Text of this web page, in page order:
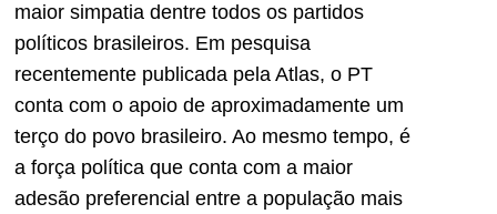
maior simpatia dentre todos os partidos
políticos brasileiros. Em pesquisa
recentemente publicada pela Atlas, o PT
conta com o apoio de aproximadamente um
terço do povo brasileiro. Ao mesmo tempo, é
a força política que conta com a maior
adesão preferencial entre a população mais